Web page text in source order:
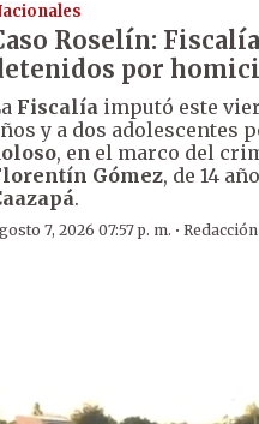
Roselín:
por
Fiscalíaimputó este
y a dos adolescentes
, en el marco del
Gómez, de 14
.
7, 2026 07:57 p. m. ·